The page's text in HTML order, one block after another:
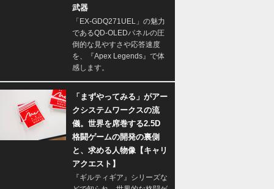
武器
「EX-GDQ271UEL」の魅力
であるQD-OLEDパネルの圧
倒的な見やすさや応答速度
を、『Apex Legends』で体
感します。
「まずやってみる」がアー
クシステムワークスの流
儀。世界を席巻する2.5D
格闘ゲームの開発の裏側
と、求める人物像【キャリ
アクエスト】
『ギルティギア』シリーズな